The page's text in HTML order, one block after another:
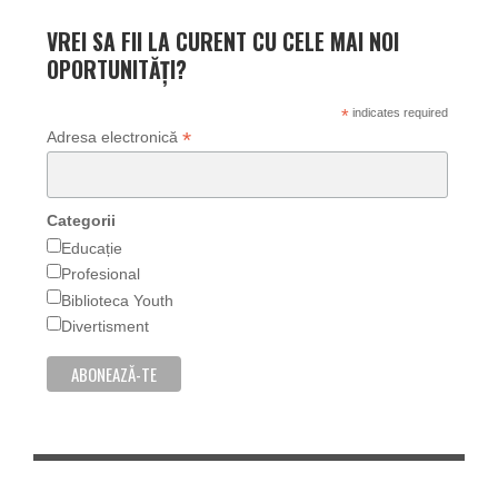
VREI SA FII LA CURENT CU CELE MAI NOI
OPORTUNITĂȚI?
*indicates required
Adresa electronică *
Categorii
Educație
Profesional
Biblioteca Youth
Divertisment